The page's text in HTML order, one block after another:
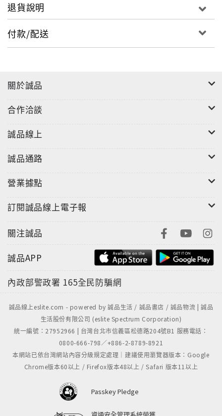
退貨說明
付款/配送
關於誠品
合作洽談
誠品線上
誠品通路
營業據點
訂閱誠品線上電子報
關注誠品
誠品APP
內政部警政署 165全民防騙網
誠品線上eslite.com - powered by 誠品生活 / 誠品書店 / 誠品物流 | 誠品
生活股份有限公司 (eslite Spectrum Corporation)
統一編號：27952966 | 台灣台北市信義區松德路204號B1 服務電話：
0800-666-798／+886-2-8789-8921
本網站已依台灣網站內容分級規定處理｜建議使用瀏覽器版本：Google
Chrome版本60以上 / Firefox版本48以上 / Safari 版本11以上
Passkey Pledge